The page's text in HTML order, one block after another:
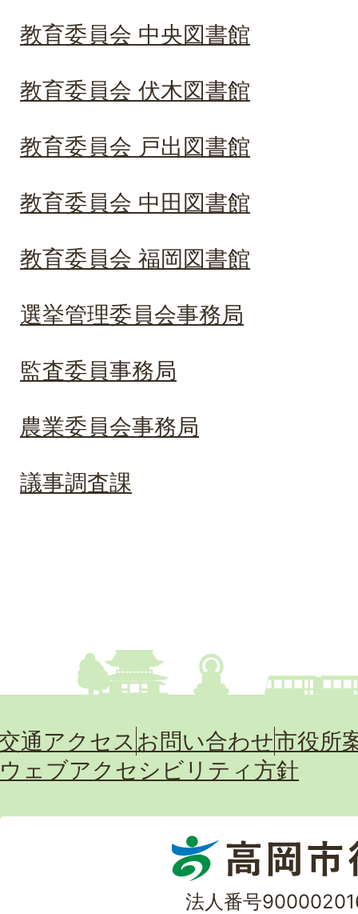
教育委員会 中央図書館
教育委員会 伏木図書館
教育委員会 戸出図書館
教育委員会 中田図書館
教育委員会 福岡図書館
選挙管理委員会事務局
監査委員事務局
農業委員会事務局
議事調査課
通アクセス お問い合わせ市役所
ウェブアクセシビリティ方針
法人番号